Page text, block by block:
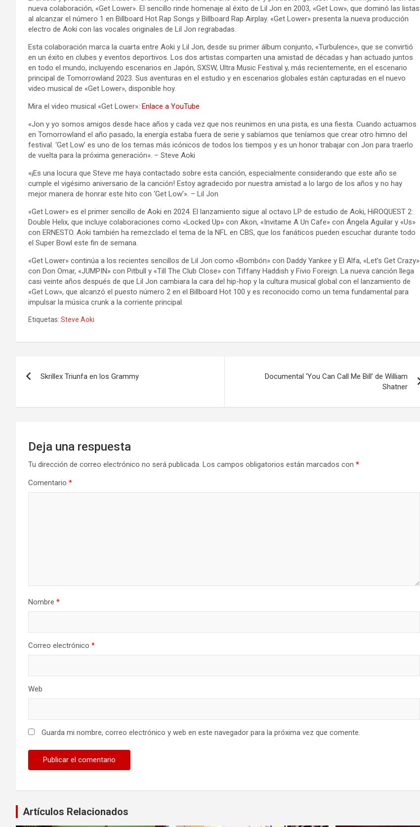
nueva colaboración, «Get Lower». El sencillo rinde homenaje al éxito de Lil Jon en 2003, «Get Low», que dominó las listas
al alcanzar el número 1 en Billboard Hot Rap Songs y Billboard Rap Airplay. «Get Lower» presenta la nueva producción
electro de Aoki con las vocales originales de Lil Jon regrabadas.
Esta colaboración marca la cuarta entre Aoki y Lil Jon, desde su primer álbum conjunto, «Turbulence», que se convirtió
en un éxito en clubes y eventos deportivos. Los dos artistas comparten una amistad de décadas y han actuado juntos
en todo el mundo, incluyendo escenarios en Japón, SXSW, Ultra Music Festival y, más recientemente, en el escenario
principal de Tomorrowland 2023. Sus aventuras en el estudio y en escenarios globales están capturadas en el nuevo
video musical de «Get Lower», disponible hoy.
Mira el video musical «Get Lower»: Enlace a YouTube
«Jon y yo somos amigos desde hace años y cada vez que nos reunimos en una pista, es una fiesta. Cuando actuamos
en Tomorrowland el año pasado, la energía estaba fuera de serie y sabíamos que teníamos que crear otro himno del
festival. ‘Get Low’ es uno de los temas más icónicos de todos los tiempos y es un honor trabajar con Jon para traerlo
de vuelta para la próxima generación». – Steve Aoki
«¡Es una locura que Steve me haya contactado sobre esta canción, especialmente considerando que este año se
cumple el vigésimo aniversario de la canción! Estoy agradecido por nuestra amistad a lo largo de los años y no hay
mejor manera de honrar este hito con ‘Get Low'». – Lil Jon
«Get Lower» es el primer sencillo de Aoki en 2024. El lanzamiento sigue al octavo LP de estudio de Aoki, HiROQUEST 2:
Double Helix, que incluye colaboraciones como «Locked Up» con Akon, «Invitame A Un Cafe» con Ángela Aguilar y «Us»
con ERNESTO. Aoki también ha remezclado el tema de la NFL en CBS, que los fanáticos pueden escuchar durante todo
el Super Bowl este fin de semana.
«Get Lower» continúa a los recientes sencillos de Lil Jon como «Bombón» con Daddy Yankee y El Alfa, «Let’s Get Crazy»
con Don Omar, «JUMPIN» con Pitbull y «Till The Club Close» con Tiffany Haddish y Fivio Foreign. La nueva canción llega
casi veinte años después de que Lil Jon cambiara la cara del hip-hop y la cultura musical global con el lanzamiento de
«Get Low», que alcanzó el puesto número 2 en el Billboard Hot 100 y es reconocido como un tema fundamental para
impulsar la música crunk a la corriente principal.
Etiquetas: Steve Aoki
de
entradas
Skrillex Triunfa en los Grammy
Documental ‘You Can Call Me Bill’ de William
Shatner
Deja una respuesta
Tu dirección de correo electrónico no será publicada. Los campos obligatorios están marcados con *
Comentario *
Nombre *
Correo electrónico *
Web
Guarda mi nombre, correo electrónico y web en este navegador para la próxima vez que comente.
Artículos Relacionados